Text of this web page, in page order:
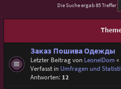
Die Suche ergab 85 Treffer
Заказ Пошива Одежды
Letzter Beitrag von LeonelDom «
Verfasst in Umfragen und
Antworten: 12